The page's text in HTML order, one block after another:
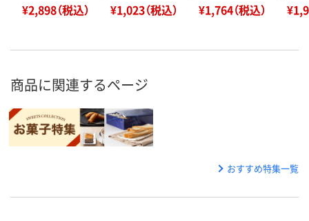
¥2,898（税込） ¥1,023（税込） ¥1,764（税込）
商品に関連するページ
おすすめ特集一覧